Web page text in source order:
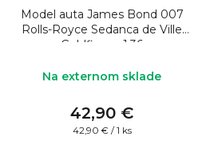
Model auta James Bond 007
Rolls-Royce Sedanca de Ville
Goldfinger 1:36
Na externom sklade
42,90 €
Jednotková
42,90 € / 1 ks